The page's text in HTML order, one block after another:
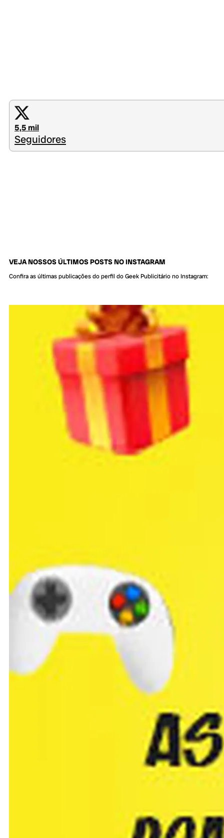
5,5 mil
Seguidores
VEJA NOSSOS ÚLTIMOS POSTS NO INSTAGRAM
Confira as últimas publicações do perfil do Geek Publicitário no Instagram: